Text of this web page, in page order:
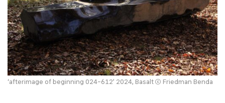
‘afterimage of beginning 024-612’ 2024, Basalt ⓒ Friedman Benda